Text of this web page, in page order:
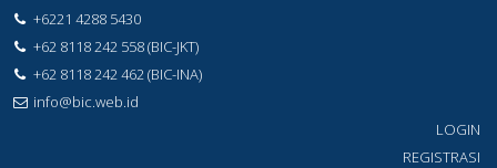
+6221 4288 5430
+62 8118 242 558 (BIC-JKT)
+62 8118 242 462 (BIC-INA)
info@bic.web.id
LOGIN
REGISTRASI